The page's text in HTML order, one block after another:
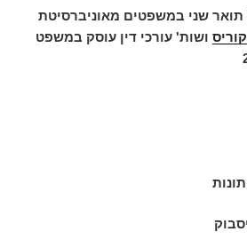
תואר שני במשפטים מאוניברסיטת
ושות' עורכי דין עוסק במשפט